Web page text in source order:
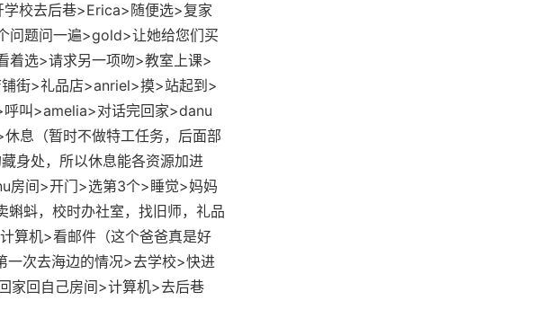
校去后巷>Erica>随便选>复家
问题问一遍>gold>让她给您们买
着选>请求另一项吻>教室上课>
街>礼品店>anriel>摸>站起到>
叫>amelia>对话完回家>danu
息（暂时不做特工任务，后面部
身处，所以休息能各资源加进
房间>开门>选第3个>睡觉>妈妈
蝌蚪，校时办社室，找旧师，礼品
算机>看邮件（这个爸爸真是好
次去海边的情况>去学校>快进
家回自己房间>计算机>去后巷